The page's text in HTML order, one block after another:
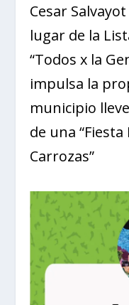
Cesar
lugar de la
“Todos x la
impulsa la
municipio
de una
Carrozas”